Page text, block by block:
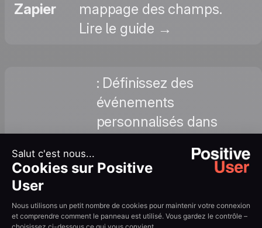
Zapier
mappage des champs.
Lire le guide →
Que sont les
événements
et comment
les créer
: Définissez des
événements
personnalisés dans
exemple «
callback_missed »)
que les interactions